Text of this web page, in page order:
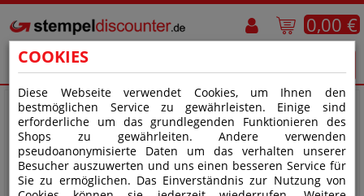
COOKIES
Diese Webseite verwendet Cookies, um Ihnen den
bestmöglichen Service zu gewährleisten. Einige sind
erforderliche um das grundlegenden Funktionieren des
Shops zu gewährleiten. Andere verwenden
pseudoanonymisierte Daten um das verhalten unserer
Besucher auszuwerten und uns einen besseren Service für
Sie zu ermöglichen. Das Einverständnis zur Nutzung von
0,00 €